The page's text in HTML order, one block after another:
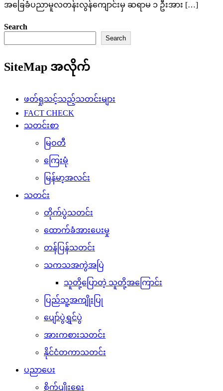
အခြေခံပညာမူလတန်းလွန်ကျောင်းမှ ဆရာမ ၁ ဦးအား […]
Search
Search
SiteMap အလိုက်
ဖတ်ရှုသင့်သည့်သတင်းများ
FACT CHECK
သတင်းစာ
မြဝတီ
ကြေးမုံ
မြန်မာ့အလင်း
သတင်း
တိုက်ပွဲသတင်း
ထောက်ခံအားပေးမှု
တန်ပြန်သတင်း
သကသအကွဲအပြဲ
သူတို့ပြောတဲ့ သူတို့အကြောင်း
ပြည်သူ့အကျိုးပြု
ပျော်ပွဲရွှင်ပွဲ
အားကစားသတင်း
နိုင်ငံတကာသတင်း
ပညာပေး
စိုက်ပျိုးရေး